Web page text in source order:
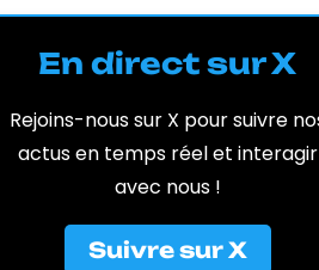
En direct sur X
Rejoins-nous sur X pour suivre
actus en temps réel et interagir
avec nous !
Suivre sur X